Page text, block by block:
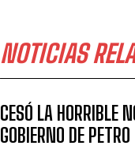
NOTICIAS
CESÓ LA HORRIBLE
GOBIERNO DE PETRO